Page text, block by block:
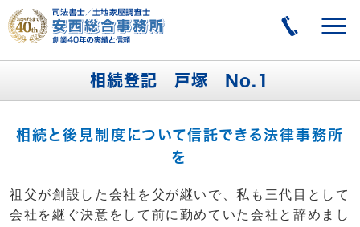
相続登記 戸塚 No.1
相続と後見制度について信託できる法律事務所
を
祖父が創設した会社を父が継いで、私も三代目として
会社を継ぐ決意をして前に勤めていた会社と辞めまし